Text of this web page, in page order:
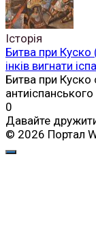
Історія
Битва при
інків вигнати
Битва при Куско
антиіспанського
0
Давайте
© 2026 Портал